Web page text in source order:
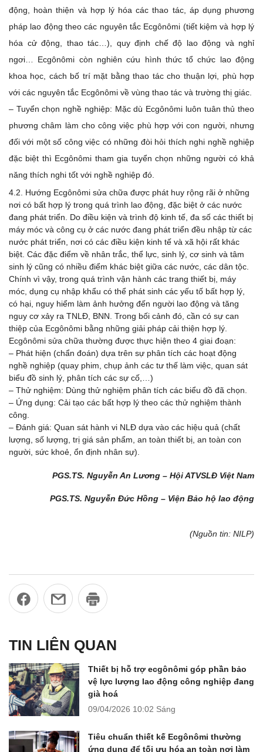
động, hoàn thiện và hợp lý hóa các thao tác, áp dụng phương
pháp lao động theo các nguyên tắc Ecgônômi (tiết kiệm và hợp lý
hóa cử động, thao tác…), quy định chế độ lao động và nghỉ
ngơi… Ecgônômi còn nghiên cứu hình thức tổ chức lao động
khoa học, cách bố trí mặt bằng thao tác cho thuận lợi, phù hợp
với các nguyên tắc Ecgônômi về vùng thao tác và trường thị giác.
– Tuyển chọn nghề nghiệp: Mặc dù Ecgônômi luôn tuân thủ theo
phương châm làm cho công việc phù hợp với con người, nhưng
đối với một số công việc có những đòi hỏi thích nghi nghề nghiệp
đặc biệt thì Ecgônômi tham gia tuyển chọn những người có khả
năng thích nghi tốt với nghề nghiệp đó.
4.2. Hướng Ecgônômi sửa chữa được phát huy rộng rãi ở những
nơi có bất hợp lý trong quá trình lao động, đặc biệt ở các nước
đang phát triển. Do điều kiện và trình độ kinh tế, đa số các thiết bị
máy móc và công cụ ở các nước đang phát triển đều nhập từ các
nước phát triển, nơi có các điều kiện kinh tế và xã hội rất khác
biệt. Các đặc điểm về nhân trắc, thể lực, sinh lý, cơ sinh và tâm
sinh lý cũng có nhiều điểm khác biệt giữa các nước, các dân tộc.
Chính vì vậy, trong quá trình vận hành các trang thiết bị, máy
móc, dụng cụ nhập khẩu có thể phát sinh các yếu tố bất hợp lý,
có hại, nguy hiểm làm ảnh hưởng đến người lao động và tăng
nguy cơ xảy ra TNLĐ, BNN. Trong bối cảnh đó, cần có sự can
thiệp của Ecgônômi bằng những giải pháp cải thiện hợp lý.
Ecgônômi sửa chữa thường được thực hiện theo 4 giai đoạn:
– Phát hiện (chẩn đoán) dựa trên sự phân tích các hoạt động
nghề nghiệp (quay phim, chụp ảnh các tư thế làm việc, quan sát
biểu đồ sinh lý, phân tích các sự cố,…)
– Thử nghiệm: Dùng thử nghiệm phân tích các biểu đồ đã chọn.
– Ứng dụng: Cải tạo các bất hợp lý theo các thử nghiệm thành
công.
– Đánh giá: Quan sát hành vi NLĐ dựa vào các hiệu quả (chất
lượng, số lượng, trị giá sản phẩm, an toàn thiết bị, an toàn con
người, sức khoẻ, ổn định nhân sự).
PGS.TS. Nguyễn An Lương – Hội ATVSLĐ Việt Nam
PGS.TS. Nguyễn Đức Hồng – Viện Bảo hộ lao động
(Nguồn tin: NILP)
TIN LIÊN QUAN
Thiết bị hỗ trợ ecgônômi góp phần bảo
vệ lực lượng lao động công nghiệp đang
già hoá
09/04/2026 10:02 Sáng
Tiêu chuẩn thiết kế Ecgônômi thường
ứng dụng để tối ưu hóa an toàn nơi làm